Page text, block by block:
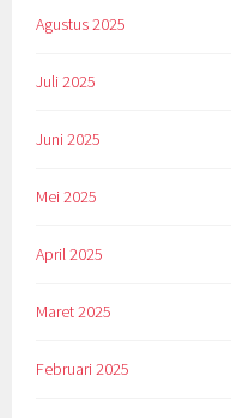
Agustus 2025
Juli 2025
Juni 2025
Mei 2025
April 2025
Maret 2025
Februari 2025